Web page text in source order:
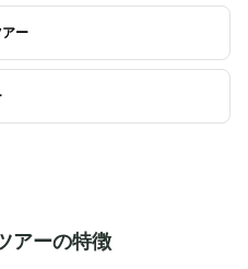
ー
アーの特徴